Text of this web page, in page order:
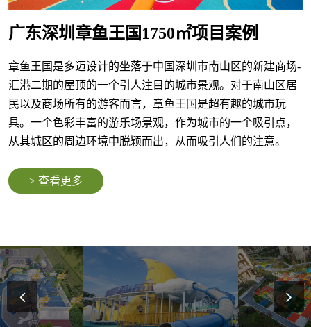
广东深圳章鱼王国1750㎡项目案例
章鱼王国是多迈设计的坐落于中国深圳市南山区的新建商场-
汇港二期的屋顶的一个引人注目的城市景观。对于南山区居
民以及商场所有的游客而言，章鱼王国是超有趣的城市玩
具。一个色彩丰富的游乐场景观，作为城市的一个吸引点，
从其城区的周边环境中脱颖而出，从而吸引人们的注意。
> 查看更多